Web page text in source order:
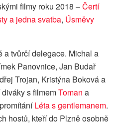
filmy roku 2018 –Čertí
a jedna svatba, Úsměvy
a tvůrčí delegace. Michal a
Panovnice, Jan Budař
Trojan, Kristýna Boková a
s filmemToman a
Léta s gentlemanem.
hostů, kteří do Plzně osobně